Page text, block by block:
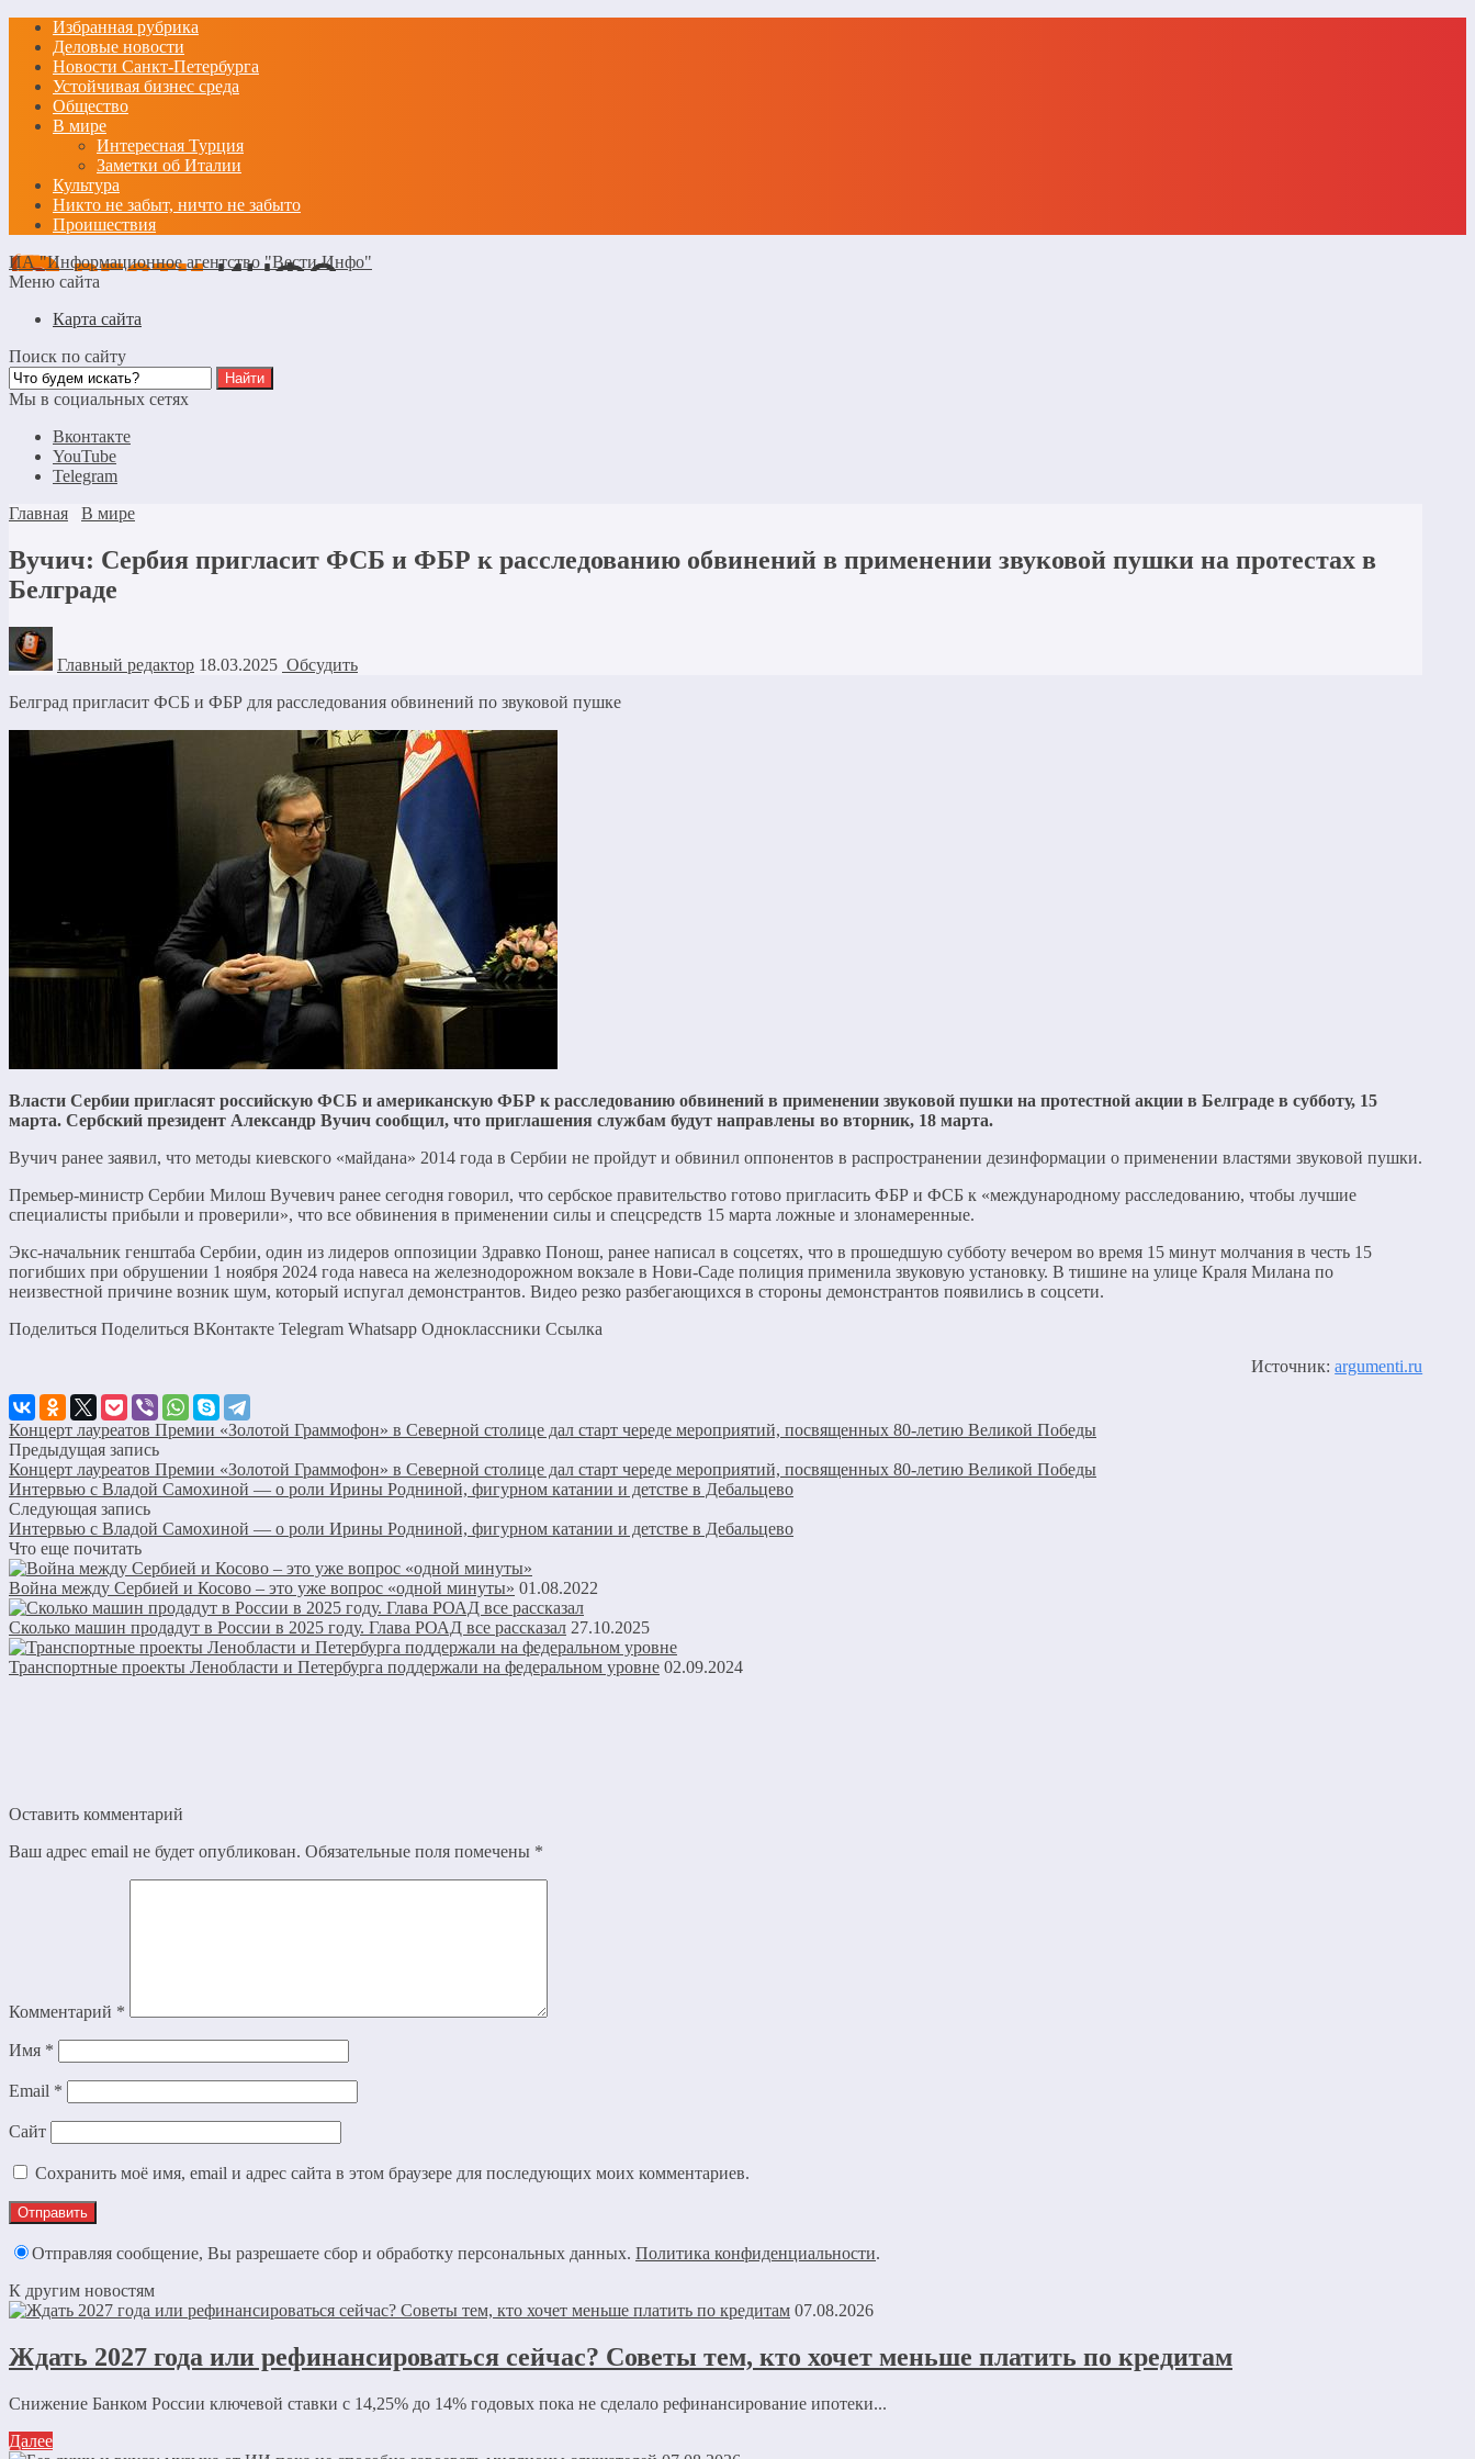
Избранная рубрика
Деловые новости
Новости Санкт-Петербурга
Устойчивая бизнес среда
Общество
В мире
Интересная Турция
Заметки об Италии
Культура
Никто не забыт, ничто не забыто
Проишествия
ИА "Информационное агентство "Вести Инфо"
Меню сайта
Карта сайта
Поиск по сайту
Мы в социальных сетях
Вконтакте
YouTube
Telegram
Главная
В мире
Вучич: Сербия пригласит ФСБ и ФБР к расследованию обвинений в применении звуковой пушки на протестах в
Белграде
Главный редактор 18.03.2025 Обсудить
Белград пригласит ФСБ и ФБР для расследования обвинений по звуковой пушке
Власти Сербии пригласят российскую ФСБ и американскую ФБР к расследованию обвинений в применении звуковой пушки на протестной акции в Белграде в субботу, 15
марта. Сербский президент Александр Вучич сообщил, что приглашения службам будут направлены во вторник, 18 марта.
Вучич ранее заявил, что методы киевского «майдана» 2014 года в Сербии не пройдут и обвинил оппонентов в распространении дезинформации о применении властями звуковой пушки.
Премьер-министр Сербии Милош Вучевич ранее сегодня говорил, что сербское правительство готово пригласить ФБР и ФСБ к «международному расследованию, чтобы лучшие
специалисты прибыли и проверили», что все обвинения в применении силы и спецсредств 15 марта ложные и злонамеренные.
Экс-начальник генштаба Сербии, один из лидеров оппозиции Здравко Понош, ранее написал в соцсетях, что в прошедшую субботу вечером во время 15 минут молчания в честь 15
погибших при обрушении 1 ноября 2024 года навеса на железнодорожном вокзале в Нови-Саде полиция применила звуковую установку. В тишине на улице Краля Милана по
неизвестной причине возник шум, который испугал демонстрантов. Видео резко разбегающихся в стороны демонстрантов появились в соцсети.
Поделиться Поделиться ВКонтакте Telegram Whatsapp Одноклассники Cсылка
Источник:argumenti.ru
Концерт лауреатов Премии «Золотой Граммофон» в Северной столице дал старт череде мероприятий, посвященных 80-летию Великой Победы
Предыдущая запись
Концерт лауреатов Премии «Золотой Граммофон» в Северной столице дал старт череде мероприятий, посвященных 80-летию Великой Победы
Интервью с Владой Самохиной — о роли Ирины Родниной, фигурном катании и детстве в Дебальцево
Следующая запись
Интервью с Владой Самохиной — о роли Ирины Родниной, фигурном катании и детстве в Дебальцево
Что еще почитать
Война между Сербией и Косово – это уже вопрос «одной минуты» 01.08.2022
Сколько машин продадут в России в 2025 году. Глава РОАД все рассказал 27.10.2025
Транспортные проекты Ленобласти и Петербурга поддержали на федеральном уровне 02.09.2024
Оставить комментарий
Ваш адрес email не будет опубликован. Обязательные поля помечены *
Комментарий *
Имя *
Email *
Сайт
Сохранить моё имя, email и адрес сайта в этом браузере для последующих моих комментариев.
Отправляя сообщение, Вы разрешаете сбор и обработку персональных данных. Политика конфиденциальности.
К другим новостям
07.08.2026
Ждать 2027 года или рефинансироваться сейчас? Советы тем, кто хочет меньше платить по кредитам
Снижение Банком России ключевой ставки с 14,25% до 14% годовых пока не сделало рефинансирование ипотеки...
Далее